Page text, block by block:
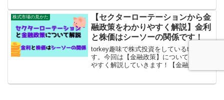
ます各景気局面での有利なセクター・
ETFがわかります...
株式市場の見かた
【セクターローテーションから金
融政策をわかりやすく解説】金利
と株価はシーソーの関係です！
torkey趣味で株式投資をしているtorkeyで
す。今回は【金融政策】について分かり
やすく解説していきます！【金融政策】
と聞くと「難しい...」「わからない...」